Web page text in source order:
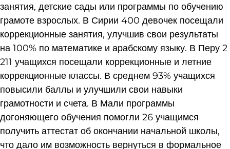
занятия, детские сады или программы по обучению
грамоте взрослых. В Сирии 400 девочек посещали
коррекционные занятия, улучшив свои результаты
на 100% по математике и арабскому языку. В Перу 2
211 учащихся посещали коррекционные и летние
коррекционные классы. В среднем 93% учащихся
повысили баллы и улучшили свои навыки
грамотности и счета. В Мали программы
догоняющего обучения помогли 26 учащимся
получить аттестат об окончании начальной школы,
что дало им возможность вернуться в формальное